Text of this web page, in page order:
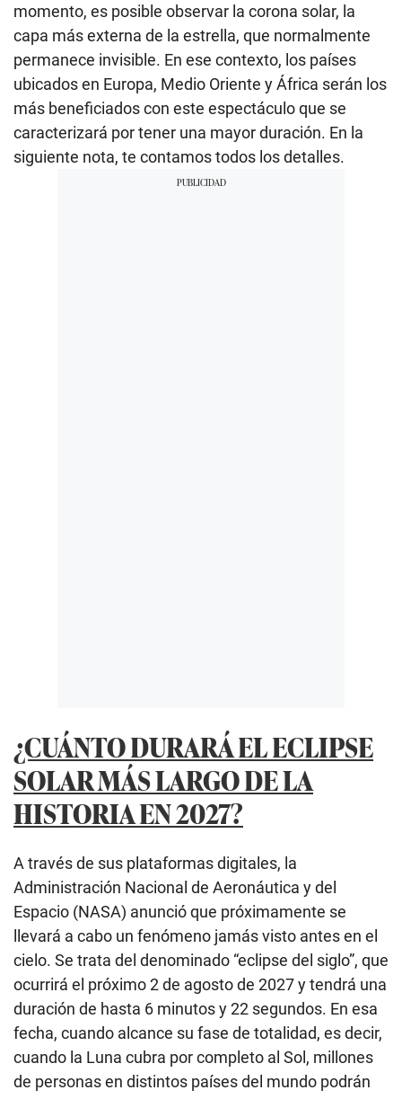
momento, es posible observar la corona solar, la
capa más externa de la estrella, que normalmente
permanece invisible. En ese contexto, los países
ubicados en Europa, Medio Oriente y África serán los
más beneficiados con este espectáculo que se
caracterizará por tener una mayor duración. En la
siguiente nota, te contamos todos los detalles.
¿CUÁNTO DURARÁ EL ECLIPSE
SOLAR MÁS LARGO DE LA
HISTORIA EN 2027?
A través de sus plataformas digitales, la
Administración Nacional de Aeronáutica y del
Espacio (NASA) anunció que próximamente se
llevará a cabo un fenómeno jamás visto antes en el
cielo. Se trata del denominado “eclipse del siglo”, que
ocurrirá el próximo 2 de agosto de 2027 y tendrá una
duración de hasta 6 minutos y 22 segundos. En esa
fecha, cuando alcance su fase de totalidad, es decir,
cuando la Luna cubra por completo al Sol, millones
de personas en distintos países del mundo podrán